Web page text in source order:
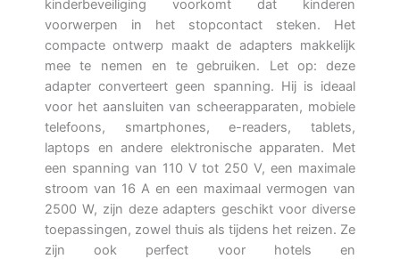
kinderbeveiliging voorkomt dat kinderen
voorwerpen in het stopcontact steken. Het
compacte ontwerp maakt de adapters makkelijk
mee te nemen en te gebruiken. Let op: deze
adapter converteert geen spanning. Hij is ideaal
voor het aansluiten van scheerapparaten, mobiele
telefoons, smartphones, e-readers, tablets,
laptops en andere elektronische apparaten. Met
een spanning van 110 V tot 250 V, een maximale
stroom van 16 A en een maximaal vermogen van
2500 W, zijn deze adapters geschikt voor diverse
toepassingen, zowel thuis als tijdens het reizen. Ze
zijn ook perfect voor hotels en